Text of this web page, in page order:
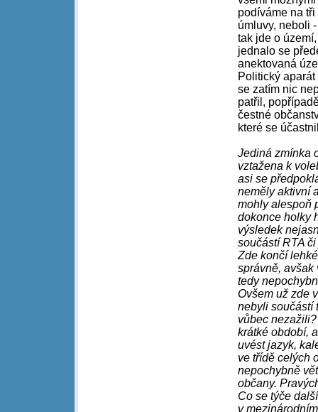
podíváme na
úmluvy, neboli
tak jde o
jednalo se
anektovaná
Politický
se zatím nic
patřil,
čestné
které se
Jediná zmínka
vztažena k
asi se
neměly aktivní
mohly alespoň
dokonce holky
výsledek
součástí RTA
Zde končí
správně, avšak
tedy
Ovšem už zde
nebyli součástí
vůbec
krátké období,
uvést jazyk,
ve třídě celých
nepochybně
občany.
Co se týče
v